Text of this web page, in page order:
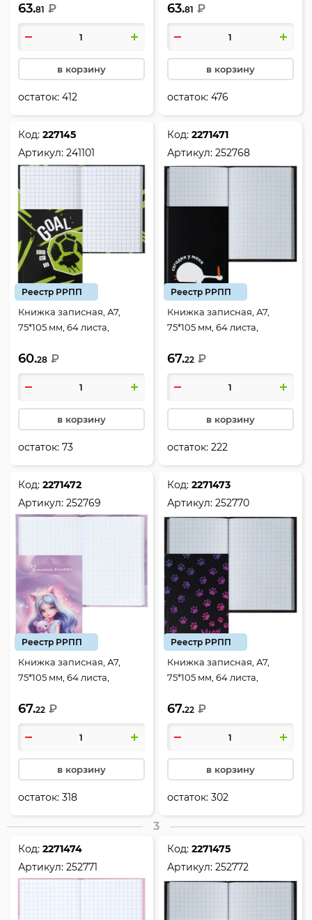
картон 7Бц, Panda,
КОКОС, 252766
63.81 ₽
в корзину
остаток:412
картон 7Бц, Cats & heart,
КОКОС, 252767
63.81 ₽
в корзину
остаток:476
Код:227145
Артикул:241101
Реестр РРПП
Книжка записная, А7,
75*105 мм, 64 листа,
картон 7Бц, Goal, КОКОС,
241101
60.28 ₽
в корзину
остаток:73
Код:2271471
Артикул:252768
Реестр РРПП
Книжка записная, А7,
75*105 мм, 64 листа,
картон 7Бц, Гусь обнимусь,
КОКОС, 252768
67.22 ₽
в корзину
остаток:222
Код:2271472
Артикул:252769
Реестр РРПП
Книжка записная, А7,
75*105 мм, 64 листа,
картон 7Бц, Charming girl,
КОКОС, 252769
67.22 ₽
в корзину
остаток:318
Код:2271473
Артикул:252770
Реестр РРПП
Книжка записная, А7,
75*105 мм, 64 листа,
картон 7Бц, Лапки,
КОКОС, 252770
67.22 ₽
в корзину
остаток:302
3
Код:2271474
Артикул:252771
Код:2271475
Артикул:252772